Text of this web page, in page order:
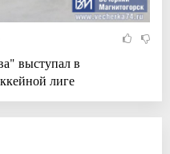
выступал в
лиге